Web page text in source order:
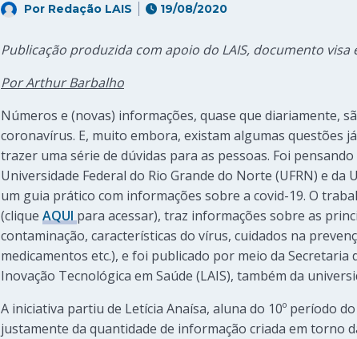
Por Redação LAIS 19/08/2020
Publicação produzida com apoio do LAIS, documento
Por Arthur Barbalho
Números e (novas) informações, quase que diariamente,
coronavírus. E, muito embora, existam algumas questões
trazer uma série de dúvidas para as pessoas. Foi
Universidade Federal do Rio Grande do Norte (UFRN) e da
um guia prático com informações sobre a covid-19. O
(clique AQUI para acessar), traz informações sobre as
contaminação, características do vírus, cuidados na
medicamentos etc.), e foi publicado por meio da
Inovação Tecnológica em Saúde (LAIS), também da
A iniciativa partiu de Letícia Anaísa, aluna do 10º período
justamente da quantidade de informação criada em torno